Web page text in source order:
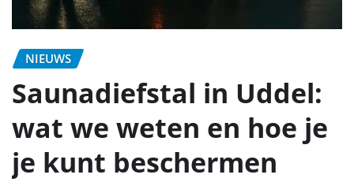
NIEUWS
Saunadiefstal in Uddel:
wat we weten en hoe je
je kunt beschermen